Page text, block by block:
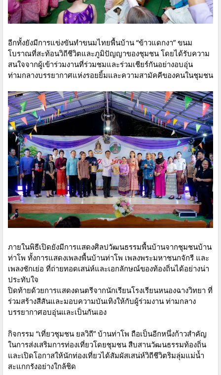
อีกทั้งยังมีการแข่งขันทำขนมไทยพื้นบ้าน “ข้าวแดกงา” ขนม
โบราณที่สะท้อนวิถีชีวิตและภูมิปัญญาของชุมชน โดยได้รับความ
สนใจจากผู้เข้าร่วมงานที่ร่วมชมและร่วมเชียร์กันอย่างอบอุ่น
ท่ามกลางบรรยากาศแห่งรอยยิ้มและความสามัคคีของคนในชุมชน
ภายในพิธีเปิดยังมีการแสดงศิลปวัฒนธรรมพื้นบ้านจากชุมชนบ้าน
ท่าโพ ทั้งการแสดงเพลงพื้นบ้านท่าโพ เพลงพระมหาชนกจักรี และ
เพลงชักเย่อ ที่ถ่ายทอดเสน่ห์และเอกลักษณ์ของท้องถิ่นได้อย่างน่า
ประทับใจ
ปิดท้ายด้วยการแสดงดนตรีจากนักเรียนโรงเรียนหนองฉางวิทยา ที่
ร่วมสร้างสีสันและมอบความบันเทิงให้กับผู้ร่วมงาน ท่ามกลาง
บรรยากาศอบอุ่นและเป็นกันเอง
กิจกรรม “เที่ยวชุมชน ยลวิถี” บ้านท่าโพ ถือเป็นอีกหนึ่งก้าวสำคัญ
ในการส่งเสริมการท่องเที่ยวโดยชุมชน สืบสานวัฒนธรรมท้องถิ่น
และเปิดโอกาสให้นักท่องเที่ยวได้สัมผัสเสน่ห์วิถีชีวิตริมลุ่มแม่น้ำ
สะแกกรังอย่างใกล้ชิด